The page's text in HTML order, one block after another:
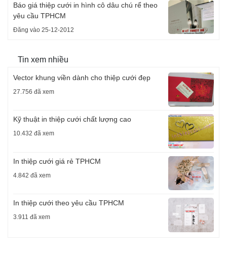
Báo giá thiệp cưới in hình cô dâu chú rể theo
yêu cầu TPHCM
Đăng vào 25-12-2012
Tin xem nhiều
Vector khung viền dành cho thiệp cưới đẹp
27.756 đã xem
Kỹ thuật in thiệp cưới chất lượng cao
10.432 đã xem
In thiệp cưới giá rẻ TPHCM
4.842 đã xem
In thiệp cưới theo yêu cầu TPHCM
3.911 đã xem